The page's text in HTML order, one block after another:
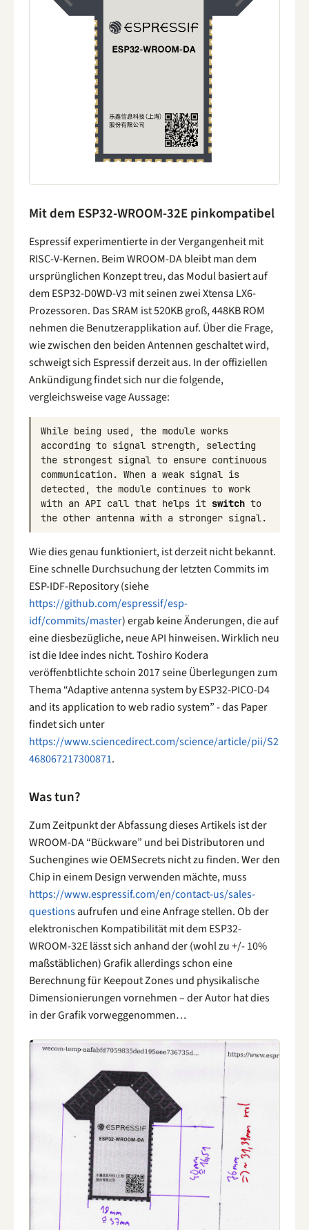
Mit dem ESP32-WROOM-32E pinkompatibel
Espressif experimentierte in der Vergangenheit mit
RISC-V-Kernen. Beim WROOM-DA bleibt man dem
ursprünglichen Konzept treu, das Modul basiert auf
dem ESP32-D0WD-V3 mit seinen zwei Xtensa LX6-
Prozessoren. Das SRAM ist 520KB groß, 448KB ROM
nehmen die Benutzerapplikation auf. Über die Frage,
wie zwischen den beiden Antennen geschaltet wird,
schweigt sich Espressif derzeit aus. In der offiziellen
Ankündigung findet sich nur die folgende,
vergleichsweise vage Aussage:
While being used, the module works
according to signal strength,
selecting
the strongest signal to ensure continuous
communication. When a weak signal is
detected, the module continues to work
with an API call that helps it switch to
the other antenna with a stronger signal.
Wie dies genau funktioniert, ist derzeit nicht bekannt.
Eine schnelle Durchsuchung der letzten Commits im
ESP-IDF-Repository (siehe
https://github.com/espressif/esp-
idf/commits/master) ergab keine Änderungen, die auf
eine diesbezügliche, neue API hinweisen. Wirklich neu
ist die Idee indes nicht. Toshiro Kodera
veröffenbtlichte schoin 2017 seine Überlegungen zum
Thema “Adaptive antenna system by ESP32-PICO-D4
and its application to web radio system” - das Paper
findet sich unter
https://www.sciencedirect.com/science/article/pii/S2
468067217300871.
Was tun?
Zum Zeitpunkt der Abfassung dieses Artikels ist der
WROOM-DA “Bückware” und bei Distributoren und
Suchengines wie OEMSecrets nicht zu finden. Wer den
Chip in einem Design verwenden mächte, muss
https://www.espressif.com/en/contact-us/sales-
questionsaufrufen und eine Anfrage stellen. Ob der
elektronischen Kompatibilität mit dem ESP32-
WROOM-32E lässt sich anhand der (wohl zu +/- 10%
maßstäblichen) Grafik allerdings schon eine
Berechnung für Keepout Zones und physikalische
Dimensionierungen vornehmen – der Autor hat dies
in der Grafik vorweggenommen…